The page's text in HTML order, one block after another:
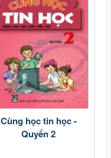
Cùng học tin học -
Quyển 2